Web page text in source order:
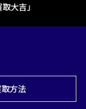
大吉」
方法